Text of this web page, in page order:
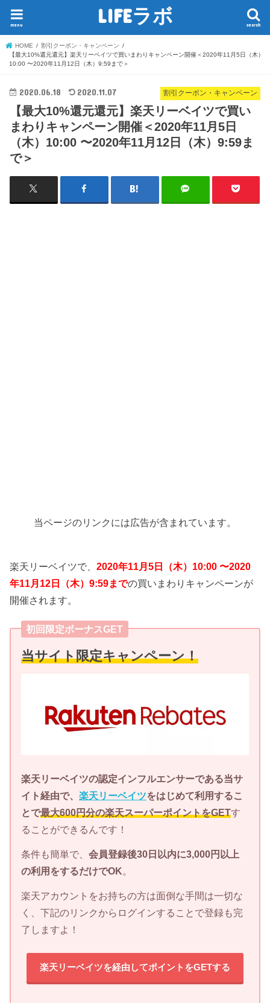
LIFEラボ search
menu
HOME
割引クーポン・キャンペーン
【最大10%還元還元】楽天リーベイツで買いまわりキャンペーン開催＜2020年11月5日（木）
10:00 〜2020年11月12日（木）9:59まで＞
割引クーポン・キャンペーン
2020.06.18 2020.11.07
【最大10%還元還元】楽天リーベイツで買い
まわりキャンペーン開催＜2020年11月5日
（木）10:00 〜2020年11月12日（木）9:59ま
で＞
当ページのリンクには広告が含まれています。
楽天リーベイツで、2020年11月5日（木）10:00 〜2020
年11月12日（木）9:59までの買いまわりキャンペーンが
開催されます。
初回限定ボーナスGET
当サイト限定キャンペーン！
楽天リーベイツの認定インフルエンサーである当サ
イト経由で、楽天リーベイツをはじめて利用するこ
とで最大600円分の楽天スーパーポイントをGETす
ることができるんです！
条件も簡単で、会員登録後30日以内に3,000円以上
の利用をするだけでOK。
楽天アカウントをお持ちの方は面倒な手間は一切な
く、下記のリンクからログインすることで登録も完
了しますよ！
楽天リーベイツを経由してポイントをGETする